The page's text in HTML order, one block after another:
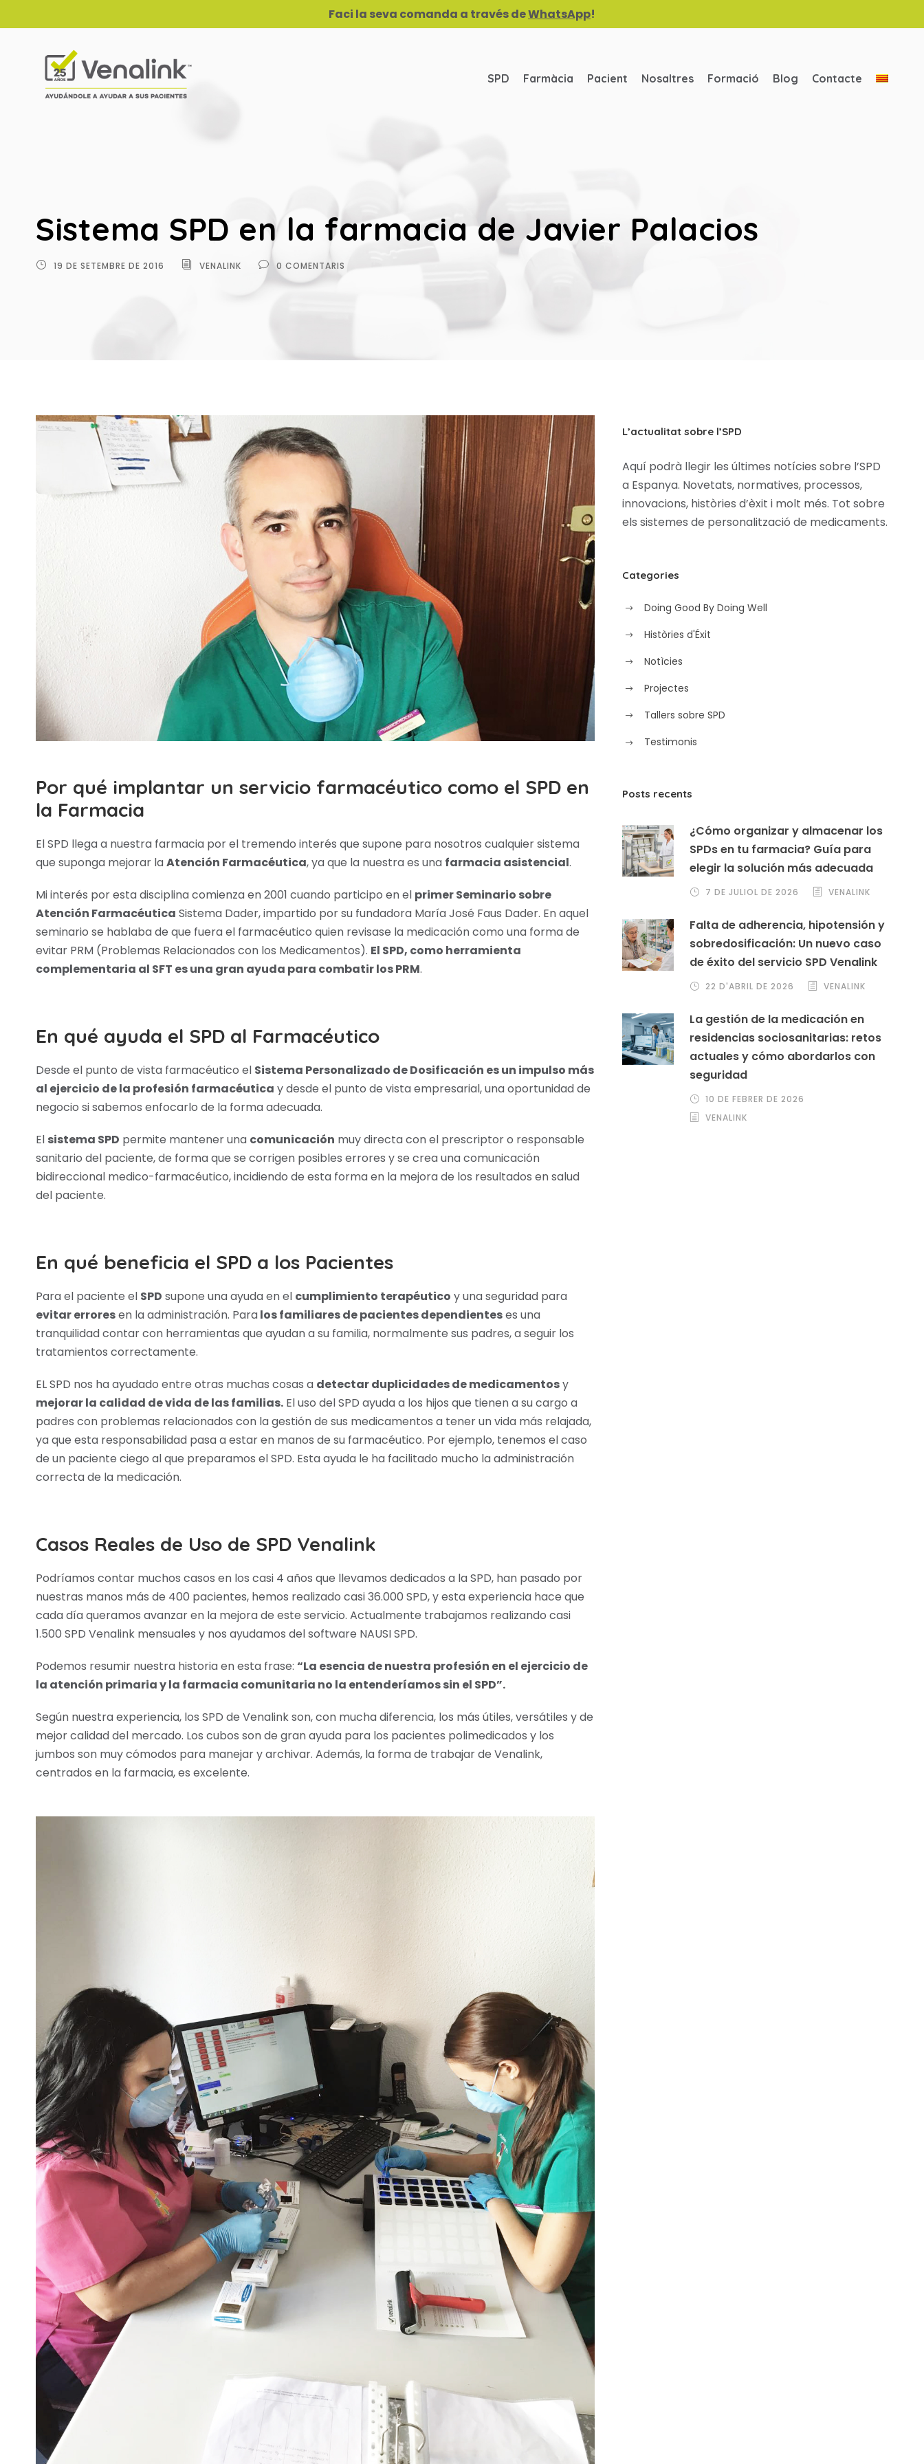
Faci la seva comanda a través deWhatsApp!
SPD Farmàcia Pacient Nosaltres Formació Blog Contacte
Sistema SPD en la farmacia de Javier Palacios
19 DE SETEMBRE DE 2016 VENALINK 0 COMENTARIS
Por qué implantar un servicio farmacéutico como el SPD en
la Farmacia
El SPD llega a nuestra farmacia por el tremendo interés que supone para nosotros cualquier sistema
que suponga mejorar laAtención Farmacéutica, ya que la nuestra es una farmacia asistencial.
Mi interés por esta disciplina comienza en 2001 cuando participo en el primer Seminario sobre
Atención Farmacéutica Sistema Dader, impartido por su fundadora María José Faus Dader. En aquel
seminario se hablaba de que fuera el farmacéutico quien revisase la medicación como una forma de
evitar PRM (Problemas Relacionados con los Medicamentos). El SPD, como herramienta
complementaria al SFT es una gran ayuda para combatir los PRM.
En qué ayuda el SPD al Farmacéutico
Desde el punto de vista farmacéutico el Sistema Personalizado de Dosificación es un impulso más
al ejercicio de la profesión farmacéutica y desde el punto de vista empresarial, una oportunidad de
negocio si sabemos enfocarlo de la forma adecuada.
El sistema SPD permite mantener una comunicación muy directa con el prescriptor o responsable
sanitario del paciente, de forma que se corrigen posibles errores y se crea una comunicación
bidireccional medico-farmacéutico, incidiendo de esta forma en la mejora de los resultados en salud
del paciente.
En qué beneficia el SPD a los Pacientes
Para el paciente el SPD supone una ayuda en el cumplimiento terapéutico y una seguridad para
evitar erroresen la administración. Paralos familiares de pacientes dependienteses una
tranquilidad contar con herramientas que ayudan a su familia, normalmente sus padres, a seguir los
tratamientos correctamente.
EL SPD nos ha ayudado entre otras muchas cosas a detectar duplicidades de medicamentosy
mejorar la calidad de vida de las familias. El uso del SPD ayuda a los hijos que tienen a su cargo a
padres con problemas relacionados con la gestión de sus medicamentos a tener un vida más relajada,
ya que esta responsabilidad pasa a estar en manos de su farmacéutico. Por ejemplo, tenemos el caso
de un paciente ciego al que preparamos el SPD. Esta ayuda le ha facilitado mucho la administración
correcta de la medicación.
Casos Reales de Uso de SPD Venalink
Podríamos contar muchos casos en los casi 4 años que llevamos dedicados a la SPD, han pasado por
nuestras manos más de 400 pacientes, hemos realizado casi 36.000 SPD, y esta experiencia hace que
cada día queramos avanzar en la mejora de este servicio. Actualmente trabajamos realizando casi
1.500 SPD Venalink mensuales y nos ayudamos del software NAUSI SPD.
Podemos resumir nuestra historia en esta frase: “La esencia de nuestra profesión en el ejercicio de
la atención primaria y la farmacia comunitaria no la entenderíamos sin el SPD”.
Según nuestra experiencia, los SPD de Venalink son, con mucha diferencia, los más útiles, versátiles y de
mejor calidad del mercado. Los cubos son de gran ayuda para los pacientes polimedicados y los
jumbos son muy cómodos para manejar y archivar. Además, la forma de trabajar de Venalink,
centrados en la farmacia, es excelente.
L’actualitat sobre l’SPD
Aquí podrà llegir les últimes notícies sobre l’SPD
a Espanya. Novetats, normatives, processos,
innovacions, històries d’èxit i molt més. Tot sobre
els sistemes de personalització de medicaments.
Categories
Doing Good By Doing Well
Històries d'Éxit
Notìcies
Projectes
Tallers sobre SPD
Testimonis
Posts recents
¿Cómo organizar y almacenar los
SPDs en tu farmacia? Guía para
elegir la solución más adecuada
7 DE JULIOL DE 2026 VENALINK
Falta de adherencia, hipotensión y
sobredosificación: Un nuevo caso
de éxito del servicio SPD Venalink
22 D'ABRIL DE 2026 VENALINK
La gestión de la medicación en
residencias sociosanitarias: retos
actuales y cómo abordarlos con
seguridad
10 DE FEBRER DE 2026
VENALINK